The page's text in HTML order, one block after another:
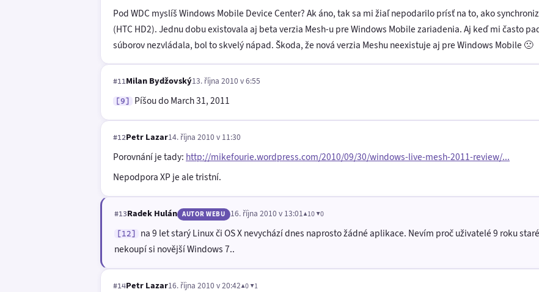
Pod WDC myslíš Windows Mobile Device Center? Ak áno, tak sa mi žiaľ nepodarilo prísť na to, ako
(HTC HD2). Jednu dobu existovala aj beta verzia Mesh-u pre Windows Mobile zariadenia. Aj keď mi často
súborov nezvládala, bol to skvelý nápad. Škoda, že nová verzia Meshu neexistuje aj pre Windows Mobile 🙁
#11Milan Bydžovský13. října 2010 v 6:55
[9] Píšou do March 31, 2011
#12Petr Lazar14. října 2010 v 11:30
Porovnání je tady: http://mikefourie.wordpress.com/2010/09/30/windows-live-mesh-2011-review/...
Nepodpora XP je ale tristní.
#13Radek Hulán AUTOR WEBU 16. října 2010 v 13:01▲10 ▼0
[12]
na 9 let starý Linux či OS X nevychází dnes naprosto žádné aplikace. Nevím proč uživatelé 9 roku
nekoupí si novější Windows 7..
#14Petr Lazar16. října 2010 v 20:42▲0 ▼1